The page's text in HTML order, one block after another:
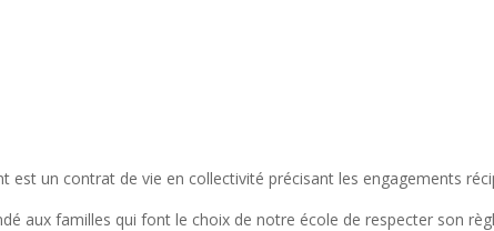
est un contrat de vie en collectivité précisant les engagements
aux familles qui font le choix de notre école de respecter son